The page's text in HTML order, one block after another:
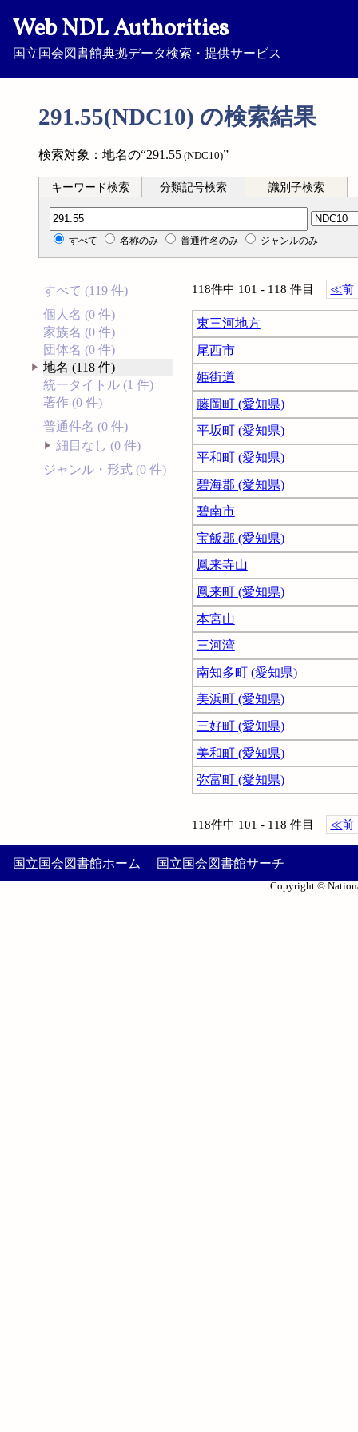
Web NDL Authorities
国立国会図書館典拠データ検索・提供サービス
291.55(NDC10) の検索結果
検索対象：地名の“291.55 (NDC10)”
キーワード検索 分類記号検索 識別子検索
分類記号検索
すべて 名称のみ 普通件名のみ ジャンルのみ
すべて (119 件)
個人名 (0 件)
家族名 (0 件)
団体名 (0 件)
地名 (118 件)
統一タイトル (1 件)
著作 (0 件)
普通件名 (0 件)
細目なし (0 件)
ジャンル・形式 (0 件)
118件中 101 - 118 件目 ≪前
東三河地方
尾西市
姫街道
藤岡町 (愛知県)
平坂町 (愛知県)
平和町 (愛知県)
碧海郡 (愛知県)
碧南市
宝飯郡 (愛知県)
鳳来寺山
鳳来町 (愛知県)
本宮山
三河湾
南知多町 (愛知県)
美浜町 (愛知県)
三好町 (愛知県)
美和町 (愛知県)
弥富町 (愛知県)
118件中 101 - 118 件目 ≪前
国立国会図書館ホーム 国立国会図書館サーチ
Copyright ©